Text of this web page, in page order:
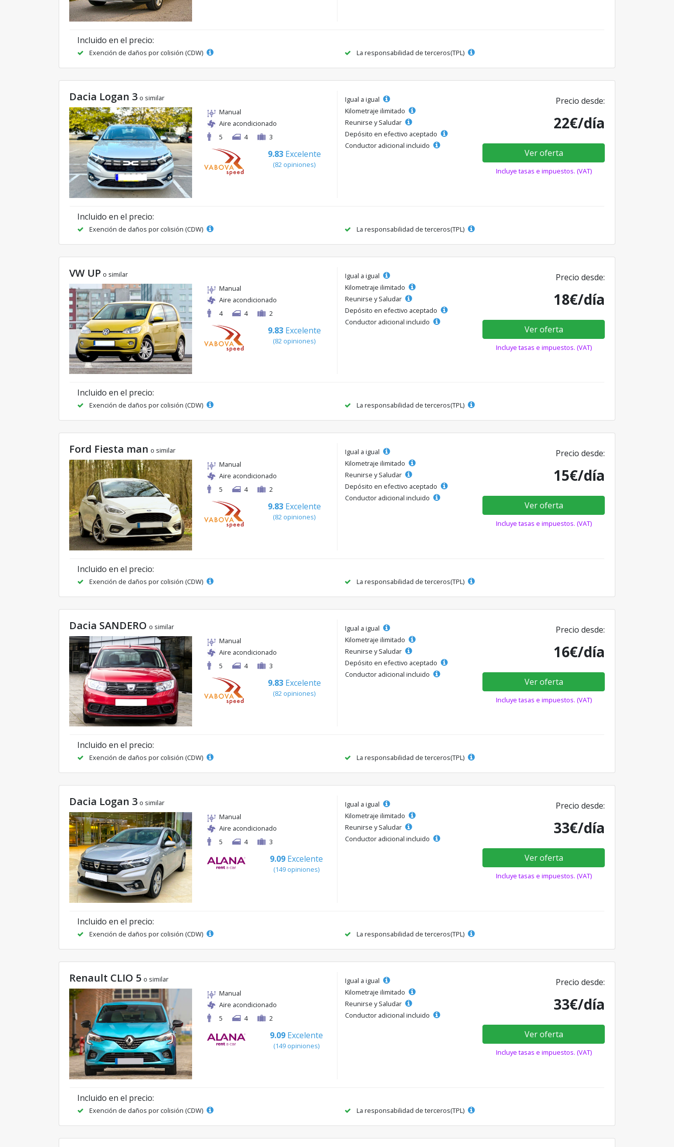
Incluido en el precio:
Exención de daños por colisión (CDW) La responsabilidad de terceros(TPL)
Dacia Logan 3 o similar
Manual
Aire acondicionado
5
4 3
9.83 Excelente
(82 opiniones)
Igual a igual
Kilometraje ilimitado
Reunirse y Saludar
Depósito en efectivo aceptado
Conductor adicional incluido
Precio desde:
22€/día
Ver oferta
Incluye tasas e impuestos. (VAT)
Incluido en el precio:
Exención de daños por colisión (CDW) La responsabilidad de terceros(TPL)
VW UP o similar
Manual
Aire acondicionado
4
4 2
9.83 Excelente
(82 opiniones)
Igual a igual
Kilometraje ilimitado
Reunirse y Saludar
Depósito en efectivo aceptado
Conductor adicional incluido
Precio desde:
18€/día
Ver oferta
Incluye tasas e impuestos. (VAT)
Incluido en el precio:
Exención de daños por colisión (CDW) La responsabilidad de terceros(TPL)
Ford Fiesta man o similar
Manual
Aire acondicionado
5
4 2
9.83 Excelente
(82 opiniones)
Igual a igual
Kilometraje ilimitado
Reunirse y Saludar
Depósito en efectivo aceptado
Conductor adicional incluido
Precio desde:
15€/día
Ver oferta
Incluye tasas e impuestos. (VAT)
Incluido en el precio:
Exención de daños por colisión (CDW) La responsabilidad de terceros(TPL)
Dacia SANDERO o similar
Manual
Aire acondicionado
5
4 3
9.83 Excelente
(82 opiniones)
Igual a igual
Kilometraje ilimitado
Reunirse y Saludar
Depósito en efectivo aceptado
Conductor adicional incluido
Precio desde:
16€/día
Ver oferta
Incluye tasas e impuestos. (VAT)
Incluido en el precio:
Exención de daños por colisión (CDW) La responsabilidad de terceros(TPL)
Dacia Logan 3 o similar
Manual
Aire acondicionado
5
4 3
9.09 Excelente
(149 opiniones)
Igual a igual
Kilometraje ilimitado
Reunirse y Saludar
Conductor adicional incluido
Precio desde:
33€/día
Ver oferta
Incluye tasas e impuestos. (VAT)
Incluido en el precio:
Exención de daños por colisión (CDW) La responsabilidad de terceros(TPL)
Renault CLIO 5 o similar
Manual
Aire acondicionado
5
4 2
9.09 Excelente
(149 opiniones)
Igual a igual
Kilometraje ilimitado
Reunirse y Saludar
Conductor adicional incluido
Precio desde:
33€/día
Ver oferta
Incluye tasas e impuestos. (VAT)
Incluido en el precio:
Exención de daños por colisión (CDW) La responsabilidad de terceros(TPL)